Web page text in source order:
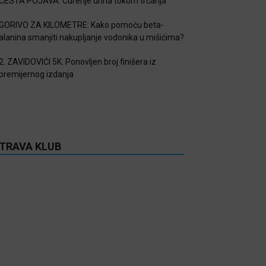
ZA KILOMETRE: Kako pomoću beta-
smanjiti nakupljanje vodonika u mišićima?
ZAVIDOVIĆI 5K: Ponovljen broj finišera iz
izdanja
KLUB